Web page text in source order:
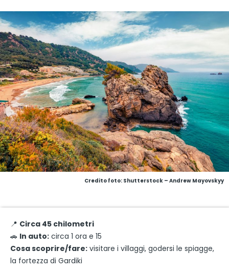
Credito foto: Shutterstock – Andrew Mayovskyy
📍 Circa 45 chilometri
🚗 In auto: circa 1 ora e 15
Cosa scoprire/fare: visitare i villaggi, godersi le spiagge,
la fortezza di Gardiki